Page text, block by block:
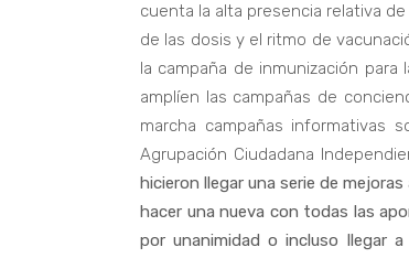
cuenta la alta presencia relativa
de las dosis y el ritmo de
la campaña de inmunización
amplíen las campañas de
marcha campañas informativas
Agrupación Ciudadana
hicieron llegar una serie de
hacer una nueva con todas las
por unanimidad o incluso llegar